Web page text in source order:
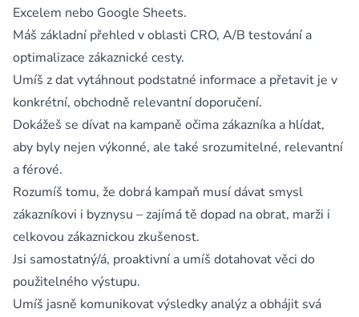
Excelem nebo Google Sheets.
Máš základní přehled v oblasti CRO, A/B testování a
optimalizace zákaznické cesty.
Umíš z dat vytáhnout podstatné informace a přetavit je v
konkrétní, obchodně relevantní doporučení.
Dokážeš se dívat na kampaně očima zákazníka a hlídat,
aby byly nejen výkonné, ale také srozumitelné, relevantní
a férové.
Rozumíš tomu, že dobrá kampaň musí dávat smysl
zákazníkovi i byznysu – zajímá tě dopad na obrat, marži i
celkovou zákaznickou zkušenost.
Jsi samostatný/á, proaktivní a umíš dotahovat věci do
použitelného výstupu.
Umíš jasně komunikovat výsledky analýz a obhájit svá